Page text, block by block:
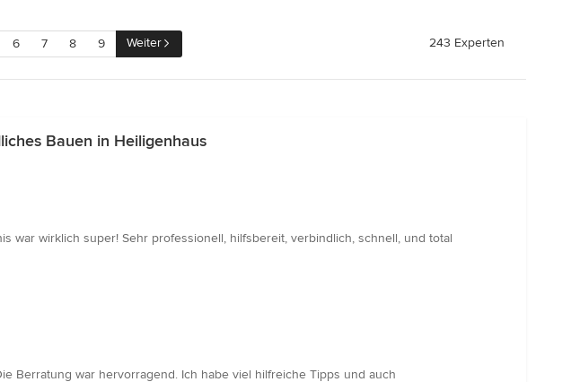
6 7 8 9 Weiter 243 Experten
Bauen in Heiligenhaus
war wirklich super! Sehr professionell, hilfsbereit, verbindlich, schnell, und total
Berratung war hervorragend. Ich habe viel hilfreiche Tipps und auch